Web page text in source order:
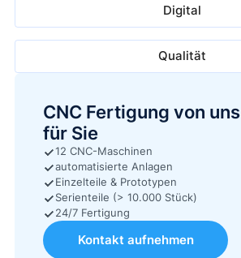
Digital
Qualität
CNC Fertigung von uns
für Sie
12 CNC-Maschinen
automatisierte Anlagen
Einzelteile & Prototypen
Serienteile (> 10.000 Stück)
24/7 Fertigung
Kontakt aufnehmen